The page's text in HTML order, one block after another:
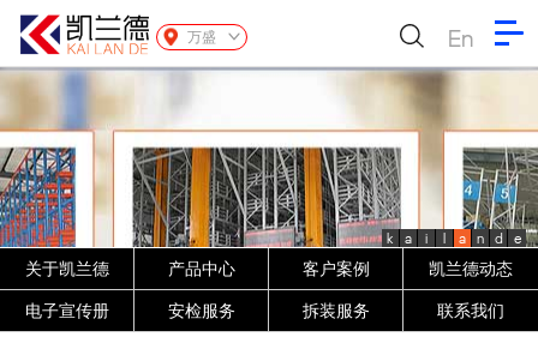
万盛 En
k a i l a n d e
关于凯兰德 产品中心 客户案例 凯兰德动态
电子宣传册 安检服务 拆装服务 联系我们